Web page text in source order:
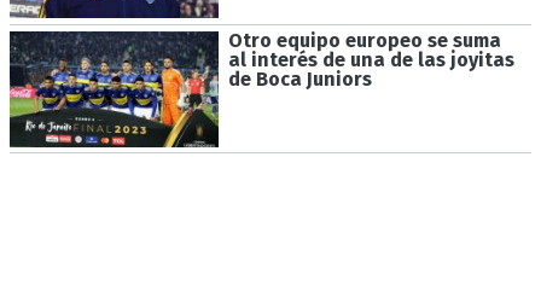
Otro equipo europeo se suma
al interés de una de las joyitas
de Boca Juniors